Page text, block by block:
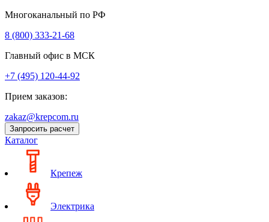
Многоканальный по РФ
8 (800) 333‑21-68
Главный офис в МСК
+7 (495) 120-44-92
Прием заказов:
zakaz@krepcom.ru
Запросить расчет
Каталог
Крепеж
Электрика